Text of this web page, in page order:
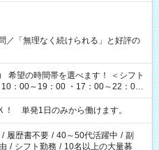
／「無理なく続けられる」と好評の
：00～19：00 ・17：00～22：00
00～翌6：00 など
！ 単発1日のみから働けます。
/ 履歴書不要 / 40～50代活躍中 / 副
/ シフト勤務 / 10名以上の大量募